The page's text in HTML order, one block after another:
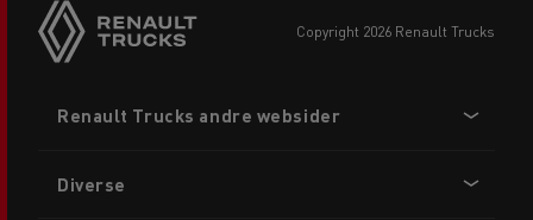
copyright 2026 Renault Trucks
menu
Renault Trucks andre websider
Diverse